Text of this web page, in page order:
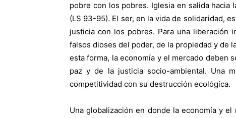
pobre con los pobres. Iglesia en salida
(LS 93-95). El ser, en la vida de solidaridad,
justicia con los pobres. Para una liberación
falsos dioses del poder, de la propiedad y de
esta forma, la economía y el mercado deben
paz y de la justicia socio-ambiental. Una
competitividad con su destrucción ecológica.
Una globalización en donde la economía y